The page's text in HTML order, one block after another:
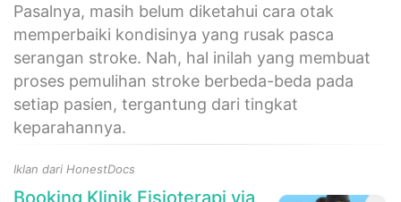
Pasalnya, masih belum diketahui cara otak
memperbaiki kondisinya yang rusak pasca
serangan stroke. Nah, hal inilah yang membuat
proses pemulihan stroke berbeda-beda pada
setiap pasien, tergantung dari tingkat
keparahannya.
Iklan dari HonestDocs
Booking Klinik Fisioterapi via